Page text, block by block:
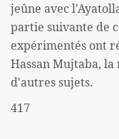
jeûne avec
partie suivante de
expérimentés ont
Hassan Mujtaba,
d'autres sujets.
417